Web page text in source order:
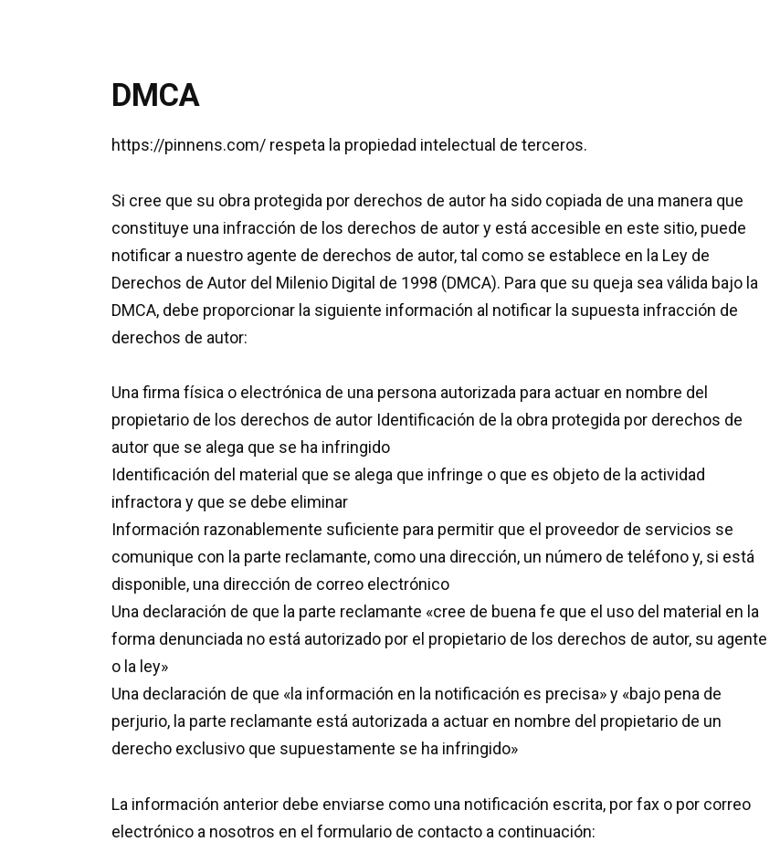
DMCA
https://pinnens.com/ respeta la propiedad intelectual de terceros.
Si cree que su obra protegida por derechos de autor ha sido copiada de una manera que
constituye una infracción de los derechos de autor y está accesible en este sitio, puede
notificar a nuestro agente de derechos de autor, tal como se establece en la Ley de
Derechos de Autor del Milenio Digital de 1998 (DMCA). Para que su queja sea válida bajo la
DMCA, debe proporcionar la siguiente información al notificar la supuesta infracción de
derechos de autor:
Una firma física o electrónica de una persona autorizada para actuar en nombre del
propietario de los derechos de autor Identificación de la obra protegida por derechos de
autor que se alega que se ha infringido
Identificación del material que se alega que infringe o que es objeto de la actividad
infractora y que se debe eliminar
Información razonablemente suficiente para permitir que el proveedor de servicios se
comunique con la parte reclamante, como una dirección, un número de teléfono y, si está
disponible, una dirección de correo electrónico
Una declaración de que la parte reclamante «cree de buena fe que el uso del material en la
forma denunciada no está autorizado por el propietario de los derechos de autor, su agente
o la ley»
Una declaración de que «la información en la notificación es precisa» y «bajo pena de
perjurio, la parte reclamante está autorizada a actuar en nombre del propietario de un
derecho exclusivo que supuestamente se ha infringido»
La información anterior debe enviarse como una notificación escrita, por fax o por correo
electrónico a nosotros en el formulario de contacto a continuación: